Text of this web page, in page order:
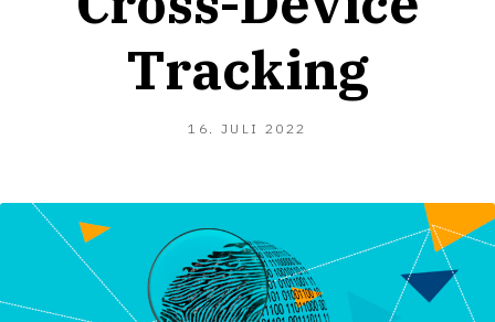
Tracking
16. JULI 2022